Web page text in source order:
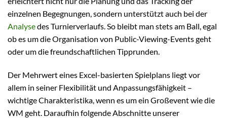
einzelnen Begegnungen, sondern unterstützt auch bei der
Analysedes Turnierverlaufs. So bleibt man stets am Ball, egal
ob es um die Organisation von Public-Viewing-Events geht
oder um die freundschaftlichen Tipprunden.
Der Mehrwert eines Excel-basierten Spielplans liegt vor
allem in seiner Flexibilität und Anpassungsfähigkeit –
wichtige Charakteristika, wenn es um ein Großevent wie die
WM geht. Daraufhin folgende Abschnitte unserer